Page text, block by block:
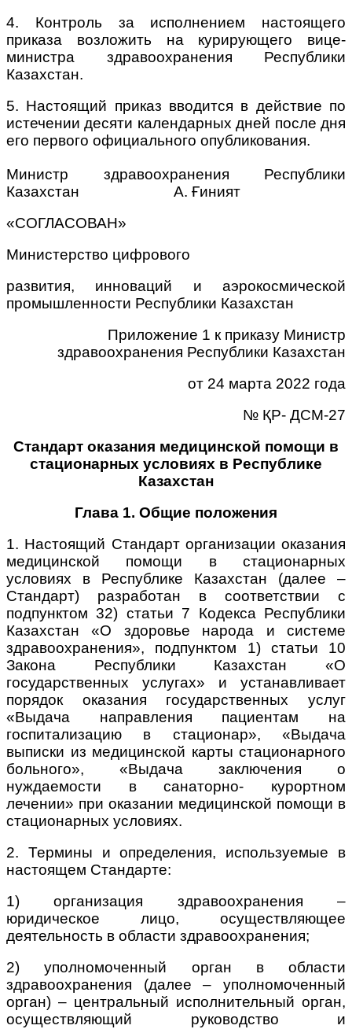
4. Контроль за исполнением настоящего
приказа возложить на курирующего вице-
министра здравоохранения Республики
Казахстан.
5. Настоящий приказ вводится в действие по
истечении десяти календарных дней после дня
его первого официального опубликования.
Министр здравоохранения Республики
Казахстан А. Ғиният
«СОГЛАСОВАН»
Министерство цифрового
развития, инноваций и аэрокосмической
промышленности Республики Казахстан
Приложение 1 к приказу Министр
здравоохранения Республики Казахстан
от 24 марта 2022 года
№ ҚР- ДСМ-27
Стандарт оказания медицинской помощи в
стационарных условиях в Республике
Казахстан
Глава 1. Общие положения
1. Настоящий Стандарт организации оказания
медицинской помощи в стационарных
условиях в Республике Казахстан (далее –
Стандарт) разработан в соответствии с
подпунктом 32) статьи 7 Кодекса Республики
Казахстан «О здоровье народа и системе
здравоохранения», подпунктом 1) статьи 10
Закона Республики Казахстан «О
государственных услугах» и устанавливает
порядок оказания государственных услуг
«Выдача направления пациентам на
госпитализацию в стационар», «Выдача
выписки из медицинской карты стационарного
больного», «Выдача заключения о
нуждаемости в санаторно- курортном
лечении» при оказании медицинской помощи в
стационарных условиях.
2. Термины и определения, используемые в
настоящем Стандарте:
1) организация здравоохранения –
юридическое лицо, осуществляющее
деятельность в области здравоохранения;
2) уполномоченный орган в области
здравоохранения (далее – уполномоченный
орган) – центральный исполнительный орган,
осуществляющий руководство и